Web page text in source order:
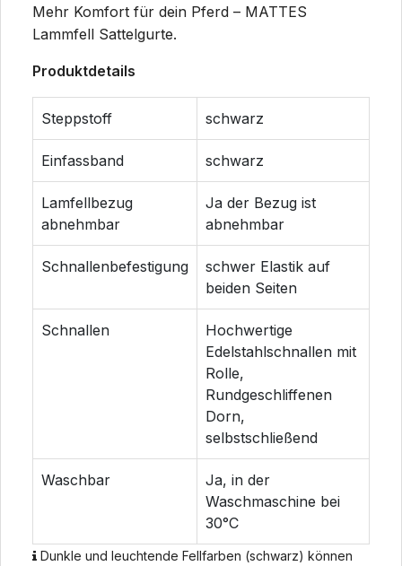
Mehr Komfort für dein Pferd – MATTES
Lammfell Sattelgurte.
Produktdetails
Steppstoff schwarz
Einfassband schwarz
Lamfellbezug
abnehmbar
Ja der Bezug ist
abnehmbar
Schnallenbefestigung
schwer Elastik auf
beiden Seiten
Schnallen
Hochwertige
Edelstahlschnallen mit
Rolle,
Rundgeschliffenen
Dorn,
selbstschließend
Waschbar
Ja, in der
Waschmaschine bei
30°C
Dunkle und leuchtende Fellfarben (schwarz) können